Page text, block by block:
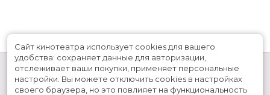
Сайт кинотеатра использует cookies для вашего
удобства: сохраняет данные для авторизации,
отслеживает ваши покупки, применяет персональные
настройки. Вы можете отключить cookies в настройках
своего браузера, но это повлияет на функциональность